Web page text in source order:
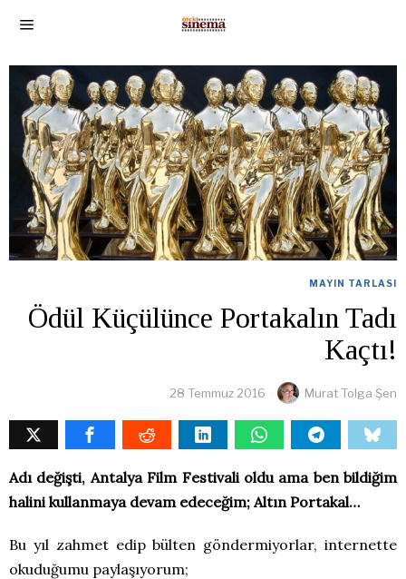
MAYIN TARLASI
Ödül Küçülünce Portakalın Tadı
Kaçtı!
28 Temmuz 2016 Murat Tolga Şen
Adı değişti, Antalya Film Festivali oldu ama ben bildiğim
halini kullanmaya devam edeceğim; Altın Portakal…
Bu yıl zahmet edip bülten göndermiyorlar, internette
okuduğumu paylaşıyorum;